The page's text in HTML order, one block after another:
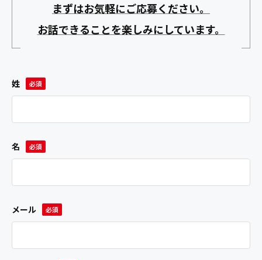
まずはお気軽にご応募ください。
お話できることを楽しみにしています。
姓
名
メール